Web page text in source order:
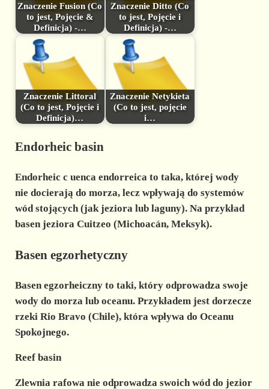
Znaczenie Fusion (Co
to jest, Pojęcie &
Definicja) -…
Znaczenie Ditto (Co
to jest, Pojęcie i
Definicja) -…
Znaczenie Littoral
(Co to jest, Pojęcie i
Definicja)…
Znaczenie Netykieta
(Co to jest, pojęcie
i…
Endorheic basin
Endorheic c uenca endorreicato taka, której wody
nie docierają do morza, lecz wpływają do systemów
wód stojących (jak jeziora lub laguny). Na przykład
basen jeziora Cuitzeo (Michoacán, Meksyk).
Basen egzorhetyczny
Basen egzorheicznyto taki, który odprowadza swoje
wody do morza lub oceanu. Przykładem jest dorzecze
rzeki Rio Bravo (Chile), która wpływa do Oceanu
Spokojnego.
Reef basin
Zlewnia rafowa nie odprowadza swoich wód do jezior